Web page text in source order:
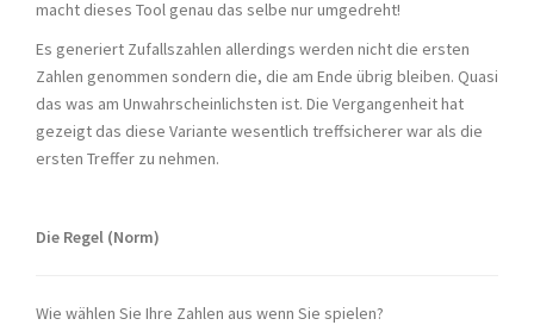
macht dieses Tool genau das selbe nur umgedreht!
Es generiert Zufallszahlen allerdings werden nicht die ersten
Zahlen genommen sondern die, die am Ende übrig bleiben. Quasi
das was am Unwahrscheinlichsten ist. Die Vergangenheit hat
gezeigt das diese Variante wesentlich treffsicherer war als die
ersten Treffer zu nehmen.
Die Regel (Norm)
Wie wählen Sie Ihre Zahlen aus wenn Sie spielen?